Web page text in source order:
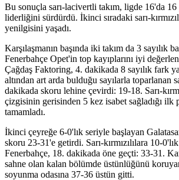
Bu sonuçla sarı-lacivertli takım, ligde 16'da
liderliğini sürdürdü. İkinci sıradaki sarı-
yenilgisini yaşadı.
Karşılaşmanın başında iki takım da 3 sayılık
Fenerbahçe Opet'in top kayıplarını iyi
Çağdaş Faktoring, 4. dakikada 8 sayılık fark
altından art arda bulduğu sayılarla toparlanan
dakikada skoru lehine çevirdi: 19-18. Sarı-
çizgisinin gerisinden 5 kez isabet sağladığı
tamamladı.
İkinci çeyreğe 6-0'lık seriyle başlayan
skoru 23-31'e getirdi. Sarı-kırmızılılara 10-
Fenerbahçe, 18. dakikada öne geçti: 33-31.
sahne olan kalan bölümde üstünlüğünü
soyunma odasına 37-36 üstün gitti.